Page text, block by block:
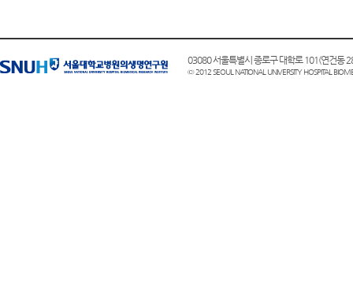
03080 서울특별시 종로구 대학로 101(연건동
© 2012 SEOUL NATIONAL UNIVERSITY HOSPITAL